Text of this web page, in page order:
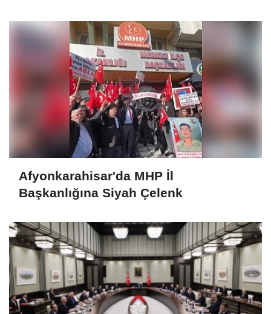
Afyonkarahisar'da MHP İl
Başkanlığına Siyah Çelenk